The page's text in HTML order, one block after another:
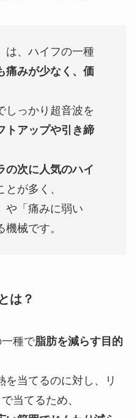
は、ハイフの一種
痛みが少なく、価
しっかり超音波を
トアップや引き締
の次に人気のハイ
が多く、
や「痛みに弱い
械です。
は？
一種で脂肪を減らす目的
を当てるのに対し、リ
当てるため、